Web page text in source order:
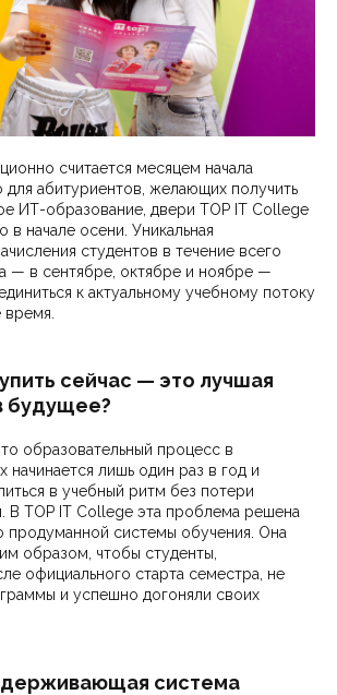
считается месяцем начала
для абитуриентов, желающих получить
ИТ-образование, двери TOP IT College
в начале осени. Уникальная
студентов в течение всего
— в сентябре, октябре и ноябре —
к актуальному учебному потоку
сейчас — это лучшая
будущее?
образовательный процесс в
начинается лишь один раз в год и
в учебный ритм без потери
В TOP IT College эта проблема решена
продуманной системы обучения. Она
образом, чтобы студенты,
официального старта семестра, не
и успешно догоняли своих
система